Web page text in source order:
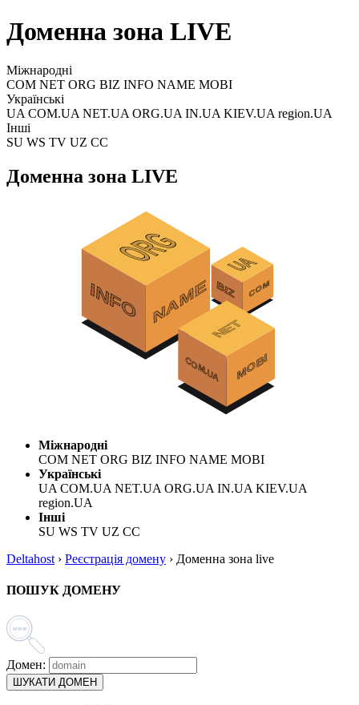
Доменна зона LIVE
Міжнародні
COM NET ORG BIZ INFO NAME MOBI
Українські
UA COM.UA NET.UA ORG.UA IN.UA KIEV.UA region.UA
Інші
SU WS TV UZ CC
Доменна зона LIVE
Міжнародні
COM NET ORG BIZ INFO NAME MOBI
Українські
UA COM.UA NET.UA ORG.UA IN.UA KIEV.UA
region.UA
Інші
SU WS TV UZ CC
Deltahost › Реєстрація домену › Доменна зона live
ПОШУК ДОМЕНУ
Домен:
ШУКАТИ ДОМЕН